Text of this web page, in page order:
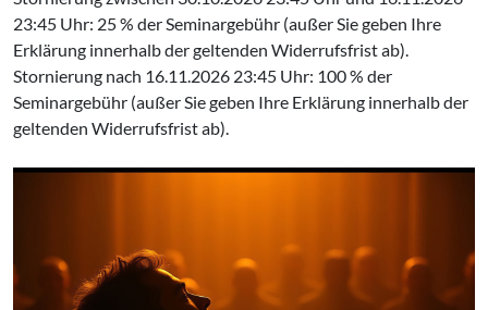
23:45 Uhr: 25 % der Seminargebühr (außer Sie geben Ihre
Erklärung innerhalb der geltenden Widerrufsfrist ab).
Stornierung nach 16.11.2026 23:45 Uhr: 100 % der
Seminargebühr (außer Sie geben Ihre Erklärung innerhalb der
geltenden Widerrufsfrist ab).